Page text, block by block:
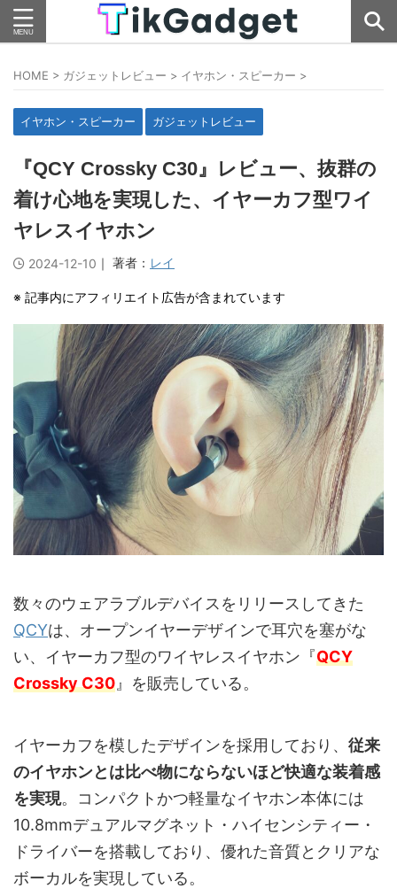
HOME > ガジェットレビュー > イヤホン・スピーカー >
イヤホン・スピーカー ガジェットレビュー
『QCY Crossky C30』レビュー、抜群の
着け心地を実現した、イヤーカフ型ワイ
ヤレスイヤホン
2024-12-10 ｜ 著者： レイ
※ 記事内にアフィリエイト広告が含まれています
数々のウェアラブルデバイスをリリースしてきた
QCYは、オープンイヤーデザインで耳穴を塞がな
い、イヤーカフ型のワイヤレスイヤホン『QCY
Crossky C30 』を販売している。
イヤーカフを模したデザインを採用しており、 従来
のイヤホンとは比べ物にならないほど快適な装着感
を実現。コンパクトかつ軽量なイヤホン本体には
10.8mmデュアルマグネット・ハイセンシティー・
ドライバーを搭載しており、優れた音質とクリアな
ボーカルを実現している。